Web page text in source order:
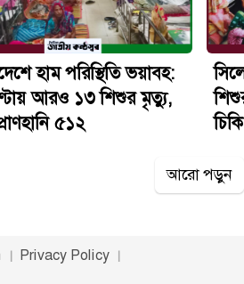
হাম পরিস্থিতি ভয়াবহ:
আরও ১৩ শিশুর মৃত্যু,
৫১২
আরো পড়ুন
Privacy Policy